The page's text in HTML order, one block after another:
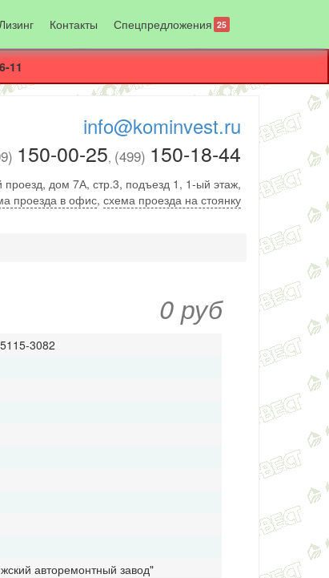
Контакты Спецпредложения 25
11
info@kominvest.ru
150-00-25, (499) 150-18-44
проезд, дом 7А, стр.3, подъезд 1, 1-ый этаж,
проезда в офис, схема проезда на стоянку
0 руб
3082
авторемонтный завод"